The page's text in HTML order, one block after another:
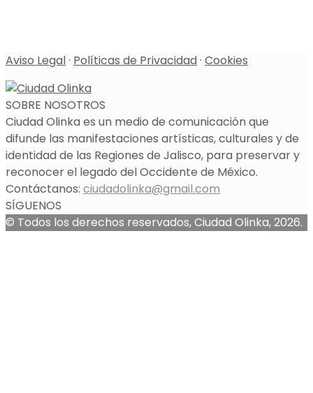
Aviso Legal· Políticas de Privacidad· Cookies
SOBRE NOSOTROS
Ciudad Olinka es un medio de comunicación que
difunde las manifestaciones artísticas, culturales y de
identidad de las Regiones de Jalisco, para preservar y
reconocer el legado del Occidente de México.
Contáctanos: ciudadolinka@gmail.com
SÍGUENOS
© Todos los derechos reservados, Ciudad Olinka, 2026.